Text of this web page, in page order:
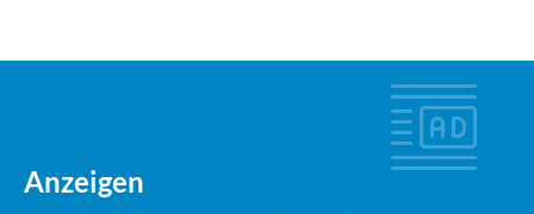
Anzeigen